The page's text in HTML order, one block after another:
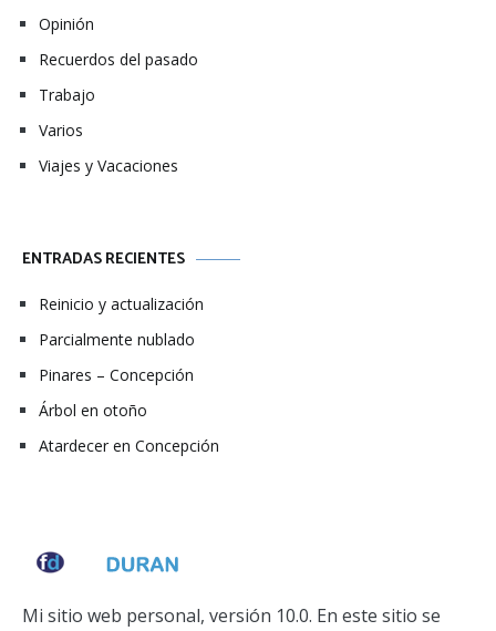
Opinión
Recuerdos del pasado
Trabajo
Varios
Viajes y Vacaciones
ENTRADAS RECIENTES
Reinicio y actualización
Parcialmente nublado
Pinares – Concepción
Árbol en otoño
Atardecer en Concepción
Mi sitio web personal, versión 10.0. En este sitio se